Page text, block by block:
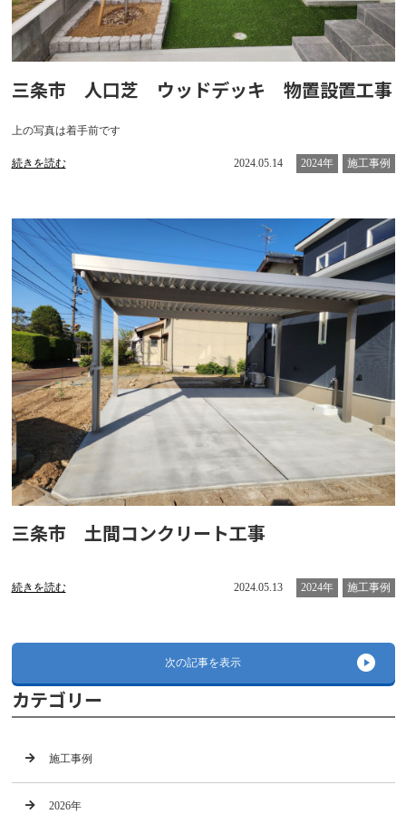
三条市 人口芝 ウッドデッキ 物置設置工事
上の写真は着手前です
続きを読む 2024.05.14 2024年 施工事例
三条市 土間コンクリート工事
続きを読む 2024.05.13 2024年 施工事例
次の記事を表示
カテゴリー
施工事例
2026年